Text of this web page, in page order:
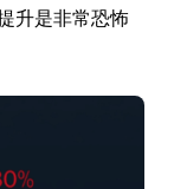
升是非常恐怖